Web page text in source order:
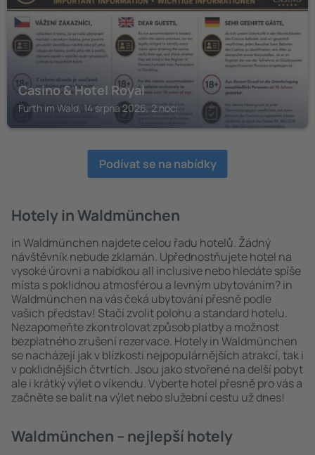
Casino & Hotel Royal
Furth im Wald, 14 srpna 2026, 2 noci
Podívat se na nabídky
Hotely in Waldmünchen
in Waldmünchen najdete celou řadu hotelů. Žádný
návštěvník nebude zklamán. Upřednostňujete hotel na
vysoké úrovni a nabídkou all inclusive nebo hledáte spíše
místa s poklidnou atmosférou a levným ubytováním? in
Waldmünchen na vás čeká ubytování přesně podle
vašich představ! Stačí zvolit polohu a standard hotelu.
Nezapomeňte zkontrolovat způsob platby a možnost
bezplatného zrušení rezervace. Hotely in Waldmünchen
se nacházejí jak v blízkosti nejpopulárnějších atrakcí, tak i
v poklidnějších čtvrtích. Jsou jako stvořené na delší pobyt
ale i krátký výlet o víkendu. Vyberte hotel přesně pro vás a
začněte se balit na výlet nebo služební cestu už dnes!
Waldmünchen – nejlepší hotely